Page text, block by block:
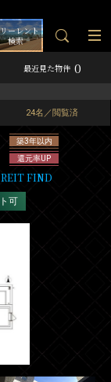
ーレント
検索
最近見た物件 0
24名／閲覧済
築3年以内
還元率UP
REIT FIND
可